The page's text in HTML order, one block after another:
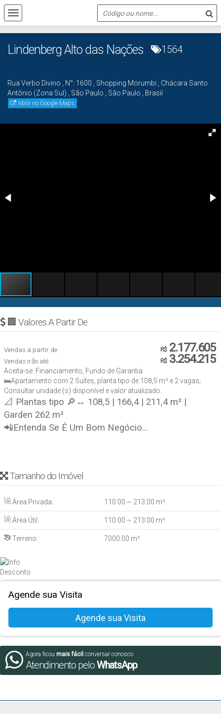
Lindenberg Alto das Nações 1564
Rua Verbo Divino N°: 1600 Shopping Morumbi
Chácara Santo
Antônio (Zona Sul)
São Paulo São Paulo Brasil
Abrir no Google Maps
🏢 Valores A Partir De
R$2.177.605
Vendas a partir de
R$3.254.215
Vendas irão até
Aceita-se: Financiamento, Fundo de Garantia
🛌Apartamento com 2 Suítes, planta tipo de 108,5 m² e 2 vagas;
Consultar unidade (s) disponível e valor atualizado.
📐 Plantas tipo 🔎↔ 108,5 | 166,4 | 211,4 m² |
Garden 262 m²
📲Entenda Se É Um Bom Negócio...
Tamanho do Imóvel
Área Privada: 110.00 ~ 213.00 m²
Área Útil: 110.00 ~ 213.00 m²
Terreno: 7000.00 m²
Agende sua Visita
Agora ficou mais fácil conversar conosco
Atendimento peloWhatsApp